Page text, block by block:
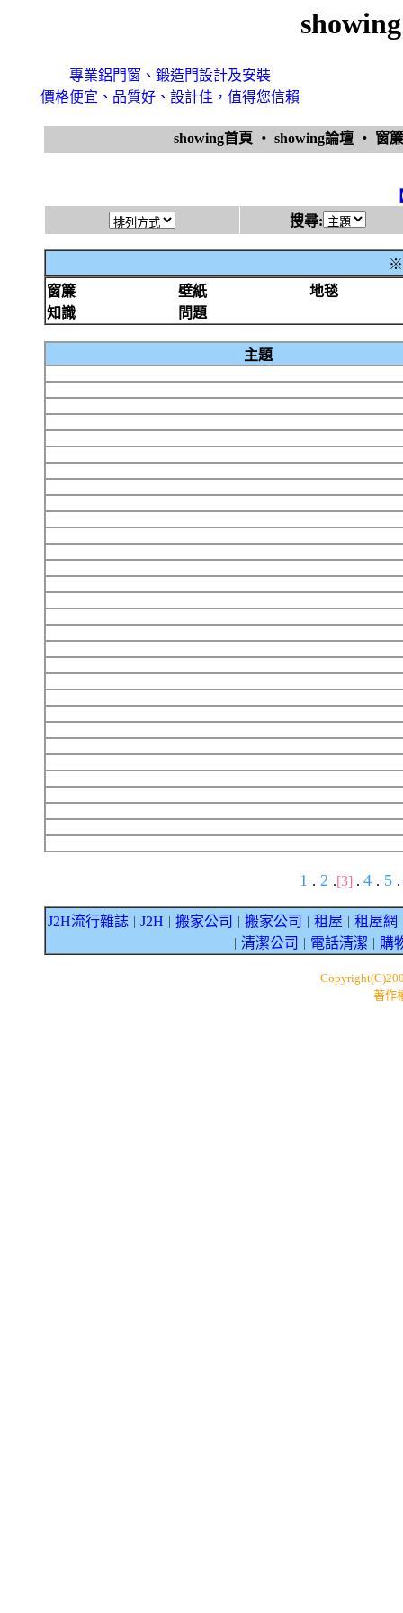
專業鋁門窗、鍛造門設計及安裝
價格便宜、品質好、設計佳，值得您信賴
showing首頁 ‧ showing論壇 ‧ 窗
搜尋:
※
窗簾
壁紙
地毯
知識
問題
主題
1 . 2 .[3] . 4 . 5 .
J2H流行雜誌 J2H 搬家公司 搬家公司 租屋 租屋網
清潔公司 電話清潔 購
著作